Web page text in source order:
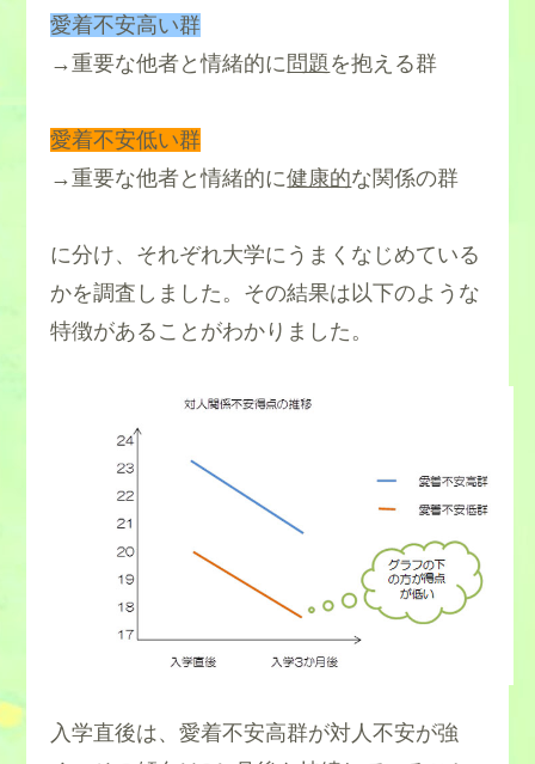
愛着不安高い群
→重要な他者と情緒的に 問題 を抱える群
愛着不安低い群
→重要な他者と情緒的に健康的な関係の群
に分け、それぞれ大学にうまくなじめている
かを調査しました。その結果は以下のような
特徴があることがわかりました。
入学直後は、愛着不安高群が対人不安が強